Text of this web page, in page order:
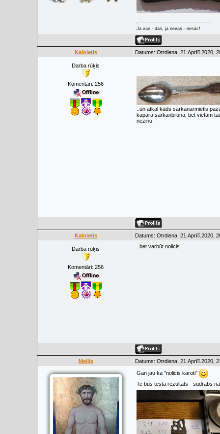
Ja vari - dari, ja nevari - nesāc!
Kalnietis Datums: Otrdiena, 21.Aprīlī.2020,
Darba rūķis
Komentāri: 256
..un atkal kāds sarkanarmietis
kapara sarkanbrūna, bet vietām
nezinu.
Kalnietis Datums: Otrdiena, 21.Aprīlī.2020,
Darba rūķis
Komentāri: 256
..bet varbūt nolicis
Meilis Datums: Otrdiena, 21.Aprīlī.2020,
Gan jau ka ''nolicis karoti''
Te būs testa rezultāts - sudrabs